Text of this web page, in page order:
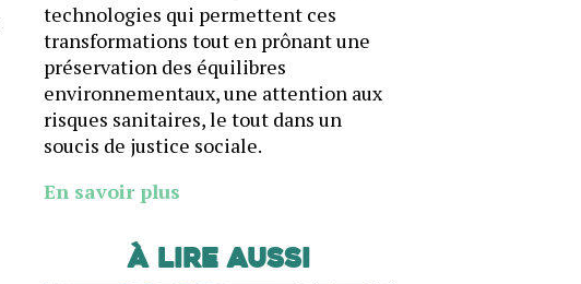
technologies qui permettent ces
transformations tout en prônant une
préservation des équilibres
environnementaux, une attention aux
risques sanitaires, le tout dans un
soucis de justice sociale.
En savoir plus
À lire aussi